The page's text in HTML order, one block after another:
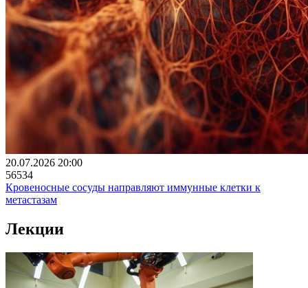
20.07.2026 20:00
56534
Кровеносные сосуды направляют иммунные клетки к
метастазам
Лекции